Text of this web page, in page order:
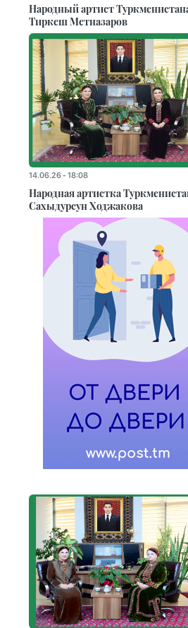
Народный артист
Тиркеш Мeтназаров
14.06.26 - 18:08
Народная артистка
Сахыдурсун Ходжакова